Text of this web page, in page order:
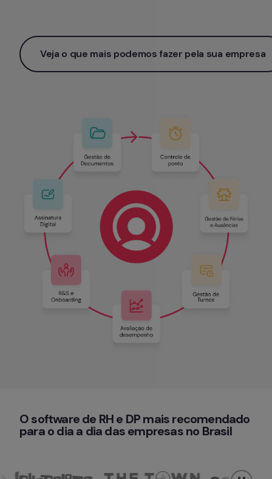
Veja o que mais podemos fazer pela sua empresa
O software de RH e DP mais recomendado
para o dia a dia das empresas no Brasil